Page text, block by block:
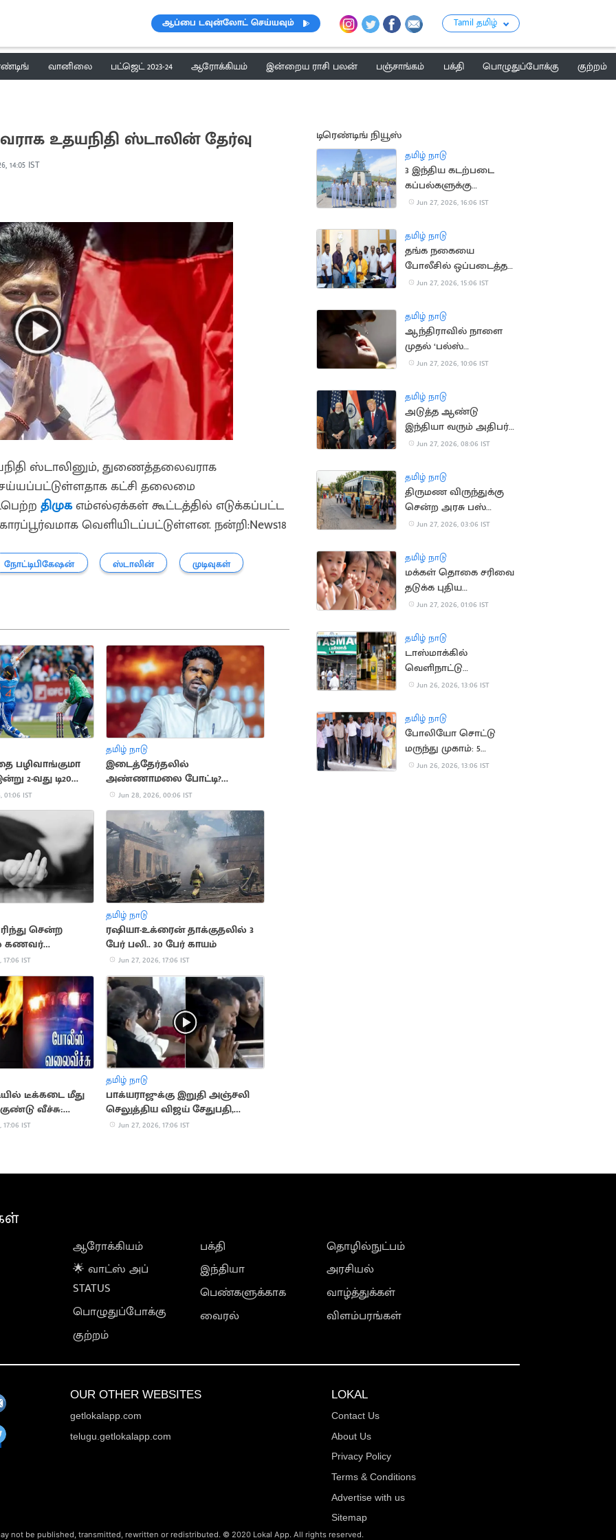
ஆப்பை டவுன்லோட் செய்யவும் Tamil தமிழ்
வானிலை பட்ஜெட் 2023-24 ஆரோக்கியம் இன்றைய ராசி பலன் பஞ்சாங்கம் பக்தி பொழுதுப்போக்கு
குற்றம்
உதயநிதி ஸ்டாலின் தேர்வு
14:05 IST
ஸ்டாலினும், துணைத்தலைவராக
கட்சி தலைமை
திமுகஎம்எல்ஏக்கள் கூட்டத்தில் எடுக்கப்பட்ட
வெளியிடப்பட்டுள்ளன. நன்றி:News18
நோட்டிபிகேஷன் ஸ்டாலின் முடிவுகள்
பழிவாங்குமா
2-வது டி20
01:06 IST
தமிழ் நாடு
இடைத்தேர்தலில்
அண்ணாமலை போட்டி?
ஆதரவாளர்களுடன் தீவிர
ஆலோசனை
Jun 28, 2026, 00:06 IST
சென்ற
கணவர்
17:06 IST
தமிழ் நாடு
ரஷியா-உக்ரைன் தாக்குதலில் 3
பேர் பலி.. 30 பேர் காயம்
Jun 27, 2026, 17:06 IST
டீக்கடை மீது
வீச்சு:
17:06 IST
தமிழ் நாடு
பாக்யராஜுக்கு இறுதி அஞ்சலி
செலுத்திய விஜய் சேதுபதி,
பிரபுதேவா
Jun 27, 2026, 17:06 IST
டிரெண்டிங் நியூஸ்
தமிழ் நாடு
3 இந்திய கடற்படை
கப்பல்களுக்கு
தாய்லாந்தில் வரவேற்பு
Jun 27, 2026, 16:06 IST
தமிழ் நாடு
தங்க நகையை
போலீசில் ஒப்படைத்த
தூய்மைப்
பாராட்டு
Jun 27, 2026, 15:06 IST
தமிழ் நாடு
ஆந்திராவில் நாளை
முதல் ‘பல்ஸ்
போலியோ’ முகாம்!
Jun 27, 2026, 10:06 IST
தமிழ் நாடு
அடுத்த ஆண்டு
இந்தியா வரும் அதிபர்
டிரம்ப்
Jun 27, 2026, 08:06 IST
தமிழ் நாடு
திருமண விருந்துக்கு
சென்ற அரசு பஸ்
ஓட்டுநர், நடத்துநர்:
Jun 27, 2026, 03:06 IST
தமிழ் நாடு
மக்கள் தொகை சரிவை
தடுக்க புதிய
திட்டங்களை அறிவித்த
Jun 27, 2026, 01:06 IST
தமிழ் நாடு
டாஸ்மாக்கில்
வெளிநாட்டு
மதுபானங்கள் விற்க
Jun 26, 2026, 13:06 IST
தமிழ் நாடு
போலியோ சொட்டு
மருந்து முகாம்: 5
வயதுக்குட்பட்ட
Jun 26, 2026, 13:06 IST
ஆரோக்கியம்
🌟 வாட்ஸ் அப்
STATUS
பொழுதுப்போக்கு
குற்றம்
பக்தி
இந்தியா
பெண்களுக்காக
வைரல்
தொழில்நுட்பம்
அரசியல்
வாழ்த்துக்கள்
விளம்பரங்கள்
OUR OTHER WEBSITES
getlokalapp.com
telugu.getlokalapp.com
LOKAL
Contact Us
About Us
Privacy Policy
Terms & Conditions
Advertise with us
Sitemap
not be published, transmitted, rewritten or redistributed. © 2020 Lokal App. All rights reserved.